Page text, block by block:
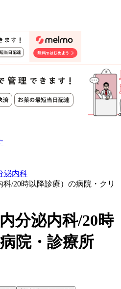
泌内科
/20時以降診療）の病院・クリ
分泌内科/20時
院・診療所